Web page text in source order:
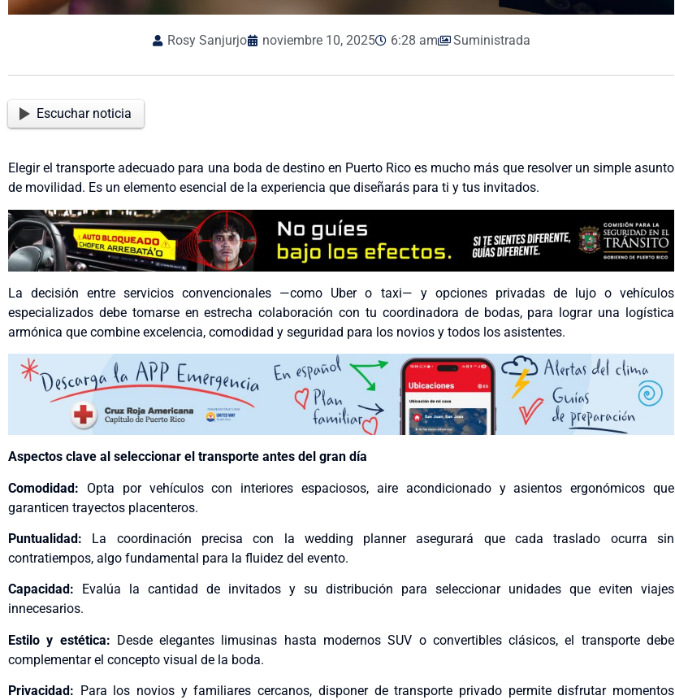
Rosy Sanjurjo noviembre 10, 2025 6:28 am Suministrada
Escuchar noticia
Elegir el transporte adecuado para una boda de destino en Puerto Rico es mucho más que resolver un simple asunto
de movilidad. Es un elemento esencial de la experiencia que diseñarás para ti y tus invitados.
La decisión entre servicios convencionales —como Uber o taxi— y opciones privadas de lujo o vehículos
especializados debe tomarse en estrecha colaboración con tu coordinadora de bodas, para lograr una logística
armónica que combine excelencia, comodidad y seguridad para los novios y todos los asistentes.
Aspectos clave al seleccionar el transporte antes del gran día
Comodidad: Opta por vehículos con interiores espaciosos, aire acondicionado y asientos ergonómicos que
garanticen trayectos placenteros.
Puntualidad: La coordinación precisa con la wedding planner asegurará que cada traslado ocurra sin
contratiempos, algo fundamental para la fluidez del evento.
Capacidad: Evalúa la cantidad de invitados y su distribución para seleccionar unidades que eviten viajes
innecesarios.
Estilo y estética: Desde elegantes limusinas hasta modernos SUV o convertibles clásicos, el transporte debe
complementar el concepto visual de la boda.
Privacidad: Para los novios y familiares cercanos, disponer de transporte privado permite disfrutar momentos